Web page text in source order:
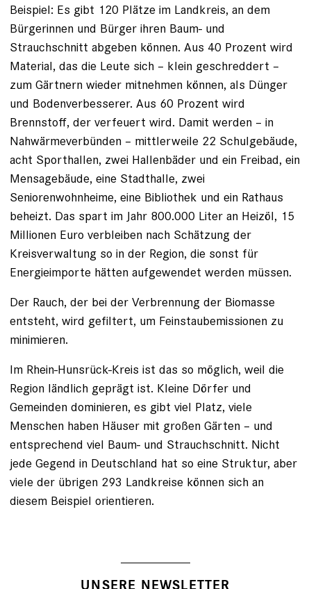
Beispiel: Es gibt 120 Plätze im Landkreis, an dem
Bürgerinnen und Bürger ihren Baum- und
Strauchschnitt abgeben können. Aus 40 Prozent wird
Material, das die Leute sich – klein geschreddert –
zum Gärtnern wieder mitnehmen können, als Dünger
und Bodenverbesserer. Aus 60 Prozent wird
Brennstoff, der verfeuert wird. Damit werden – in
Nahwärmeverbünden – mittlerweile 22 Schulgebäude,
acht Sporthallen, zwei Hallenbäder und ein Freibad, ein
Mensagebäude, eine Stadthalle, zwei
Seniorenwohnheime, eine Bibliothek und ein Rathaus
beheizt. Das spart im Jahr 800.000 Liter an Heizöl, 15
Millionen Euro verbleiben nach Schätzung der
Kreisverwaltung so in der Region, die sonst für
Energieimporte hätten aufgewendet werden müssen.
Der Rauch, der bei der Verbrennung der Biomasse
entsteht, wird gefiltert, um Feinstaubemissionen zu
minimieren.
Im Rhein-Hunsrück-Kreis ist das so möglich, weil die
Region ländlich geprägt ist. Kleine Dörfer und
Gemeinden dominieren, es gibt viel Platz, viele
Menschen haben Häuser mit großen Gärten – und
entsprechend viel Baum- und Strauchschnitt. Nicht
jede Gegend in Deutschland hat so eine Struktur, aber
viele der übrigen 293 Landkreise können sich an
diesem Beispiel orientieren.
UNSERE NEWSLETTER